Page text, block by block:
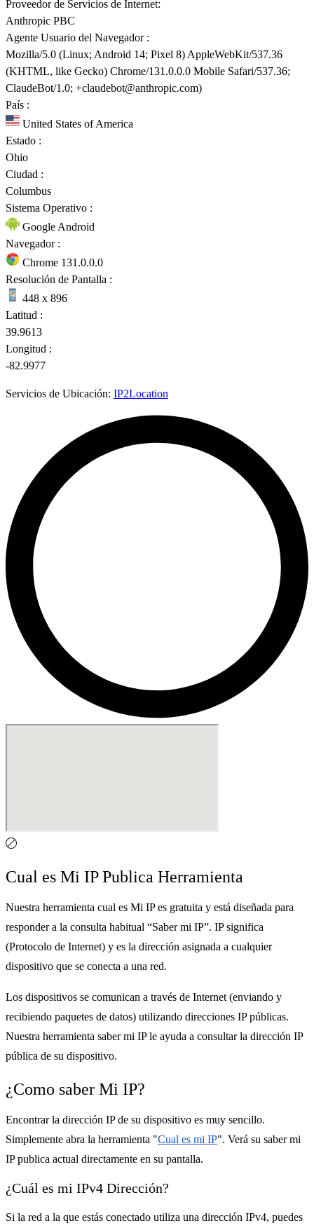
Proveedor de Servicios de Internet:
Anthropic PBC
Agente Usuario del Navegador :
Mozilla/5.0 (Linux; Android 14; Pixel 8) AppleWebKit/537.36
(KHTML, like Gecko) Chrome/131.0.0.0 Mobile Safari/537.36;
ClaudeBot/1.0; +claudebot@anthropic.com)
País :
United States of America
Estado :
Ohio
Ciudad :
Columbus
Sistema Operativo :
Google Android
Navegador :
Chrome 131.0.0.0
Resolución de Pantalla :
448 x 896
Latitud :
39.9613
Longitud :
-82.9977
Servicios de Ubicación: IP2Location
Cual es Mi IP Publica Herramienta
Nuestra herramienta cual es Mi IP es gratuita y está diseñada para
responder a la consulta habitual “Saber mi IP”. IP significa
(Protocolo de Internet) y es la dirección asignada a cualquier
dispositivo que se conecta a una red.
Los dispositivos se comunican a través de Internet (enviando y
recibiendo paquetes de datos) utilizando direcciones IP públicas.
Nuestra herramienta saber mi IP le ayuda a consultar la dirección IP
pública de su dispositivo.
¿Como saber Mi IP?
Encontrar la dirección IP de su dispositivo es muy sencillo.
Simplemente abra la herramienta "Cual es mi IP". Verá su saber mi
IP publica actual directamente en su pantalla.
¿Cuál es mi IPv4 Dirección?
Si la red a la que estás conectado utiliza una dirección IPv4, puedes